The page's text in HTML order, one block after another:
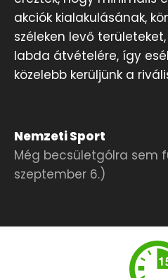
akciók kialakulásának,
széleken levő
labda átvételére, így
közelebb kerüljünk a
Nemzeti Sport
Még becsületgólra sem
szeptember 6.)